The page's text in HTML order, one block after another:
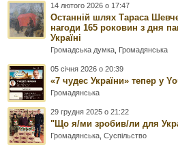
14 лютого 2026 о 17:47
Останній шлях Тараса
нагоди 165 роковин з дня
Україні
Громадська думка Громадянська
05 січня 2026 о 20:39
«7 чудес України» тепер у
Громадянська
29 грудня 2025 о 21:22
"Що я/ми зробив/ли для
Громадянська ,Суспільство